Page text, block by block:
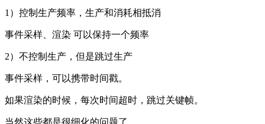
1）控制生产频率，生产和消耗相抵消
事件采样、渲染 可以保持一个频率
2）不控制生产，但是跳过生产
事件采样，可以携带时间戳。
如果渲染的时候，每次时间超时，跳过关键帧。
当然这些都是很细化的问题了。